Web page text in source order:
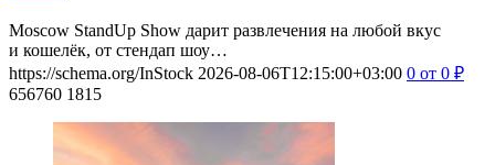
Moscow StandUp Show дарит развлечения на любой вкус
и кошелёк, от стендап шоу…
https://schema.org/InStock 2026-08-06T12:15:00+03:00 0 от 0 ₽
656760 1815